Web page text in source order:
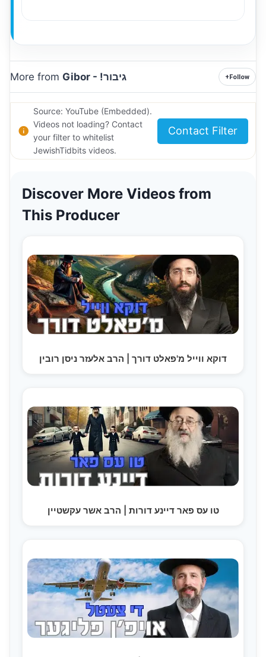
More from Gibor - !גיבור +Follow
Source: YouTube (Embedded).
Videos not loading? Contact
your filter to whitelist
JewishTidbits videos.
Contact Filter
Discover More Videos from
This Producer
דוקא ווייל מ'פאלט דורך | הרב אלעזר ניסן רובין
טו עס פאר דיינע דורות | הרב אשר עקשטיין